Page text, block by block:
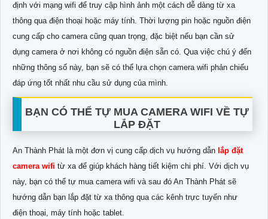
định với mạng wifi để truy cập hình ảnh một cách dễ dàng từ xa
thông qua điện thoại hoặc máy tính. Thời lượng pin hoặc nguồn điện
cung cấp cho camera cũng quan trọng, đặc biệt nếu bạn cần sử
dụng camera ở nơi không có nguồn điện sẵn có. Qua việc chú ý đến
những thông số này, bạn sẽ có thể lựa chọn camera wifi phản chiếu
đáp ứng tốt nhất nhu cầu sử dụng của mình.
BẠN CÓ THỂ TỰ MUA CAMERA WIFI VỀ TỰ
LẮP ĐẶT
An Thành Phát là một đơn vị cung cấp dịch vụ hướng dẫn lắp đặt
camera wifi từ xa để giúp khách hàng tiết kiệm chi phí. Với dịch vụ
này, bạn có thể tự mua camera wifi và sau đó An Thành Phát sẽ
hướng dẫn bạn lắp đặt từ xa thông qua các kênh trực tuyến như
điện thoại, máy tính hoặc tablet.